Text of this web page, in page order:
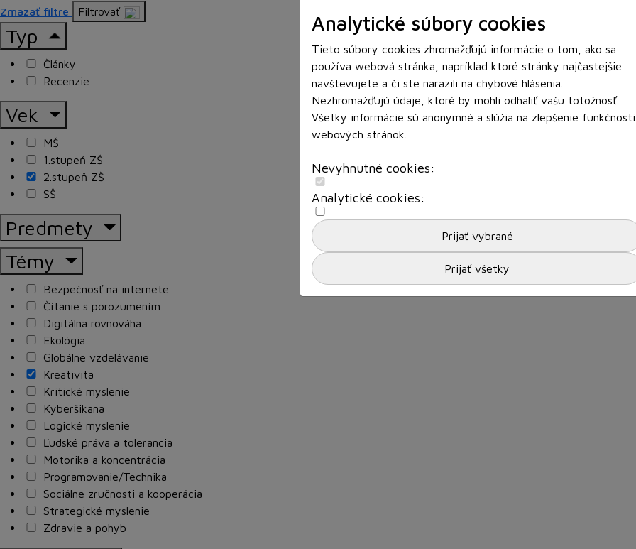
Analytické súbory cookies
Tieto súbory cookies zhromažďujú informácie o tom, ako sa
používa webová stránka, napríklad ktoré stránky najčastejšie
navštevujete a či ste narazili na chybové hlásenia.
Nezhromažďujú údaje, ktoré by mohli odhaliť vašu totožnosť.
Všetky informácie sú anonymné a slúžia na zlepšenie funkčnosti
webových stránok.
Nevyhnutné cookies:
Analytické cookies:
Zmazať filtre
Filtrovať
Typ
Články
Recenzie
Vek
MŠ
1.stupeň ZŠ
2.stupeň ZŠ
SŠ
Predmety
Témy
Bezpečnosť na internete
Čítanie s porozumením
Digitálna rovnováha
Ekológia
Globálne vzdelávanie
Kreativita
Kritické myslenie
Kyberšikana
Logické myslenie
Ľudské práva a tolerancia
Motorika a koncentrácia
Programovanie/Technika
Sociálne zručnosti a kooperácia
Strategické myslenie
Zdravie a pohyb